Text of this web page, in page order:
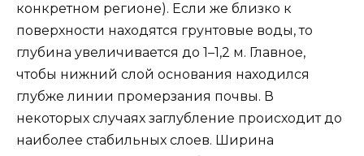
конкретном регионе). Если же близко к
поверхности находятся грунтовые воды, то
глубина увеличивается до 1–1,2 м. Главное,
чтобы нижний слой основания находился
глубже линии промерзания почвы. В
некоторых случаях заглубление происходит до
наиболее стабильных слоев. Ширина